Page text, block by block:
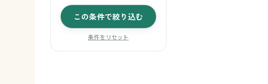
この条件で絞り込む
条件をリセット